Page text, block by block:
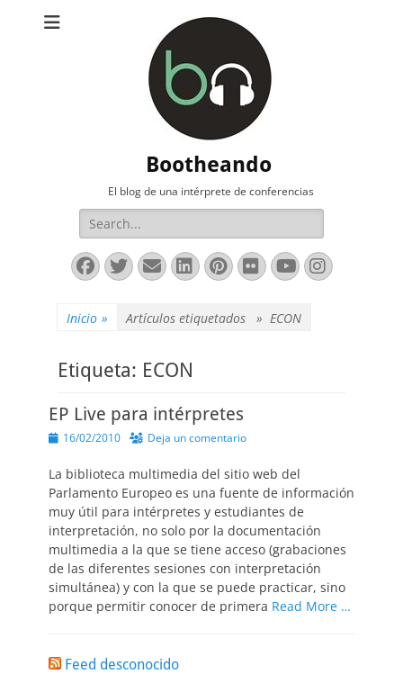
Bootheando
El blog de una intérprete de conferencias
Buscar:
Facebook
Twitter
Correo
electrónico
LinkedIn
Pinterest
FlickrYouTube
Inicio » Artículos etiquetados » ECON
Etiqueta: ECON
EP Live para intérpretes
Publicado
16/02/2010 Deja un comentario
La biblioteca multimedia del sitio web del
Parlamento Europeo es una fuente de información
muy útil para intérpretes y estudiantes de
interpretación, no solo por la documentación
multimedia a la que se tiene acceso (grabaciones
de las diferentes sesiones con interpretación
simultánea) y con la que se puede practicar, sino
porque permitir conocer de primera Read More …
Feed desconocido